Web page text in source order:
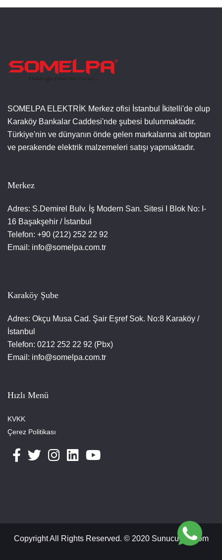
SOMELPA ELEKTRİK Merkez ofisi İstanbul İkitelli'de olup
Karaköy Bankalar Caddesi'nde şubesi bulunmaktadır.
Türkiye'nin ve dünyanın önde gelen markalarına ait toptan
ve perakende elektrik malzemeleri satışı yapmaktadır.
Merkez
Adres: S.Demirel Bulv. İş Modern San. Sitesi I Blok No: I-
16 Başakşehir / İstanbul
Telefon: +90 (212) 252 22 92
Email: info@somelpa.com.tr
Karaköy Şube
Adres: Okçu Musa Cad. Şair Eşref Sok. No:8 Karaköy /
İstanbul
Telefon: 0212 252 22 92 (Pbx)
Email: info@somelpa.com.tr
Hızlı Menü
KVKK
Çerez Politikası
Copyright All Rights Reserved. ©️ 2020 Sunucuyeri.com